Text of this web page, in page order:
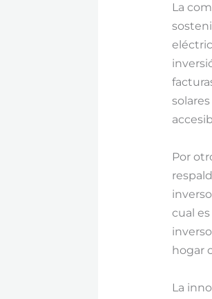
La
Por
cual
hogar
La